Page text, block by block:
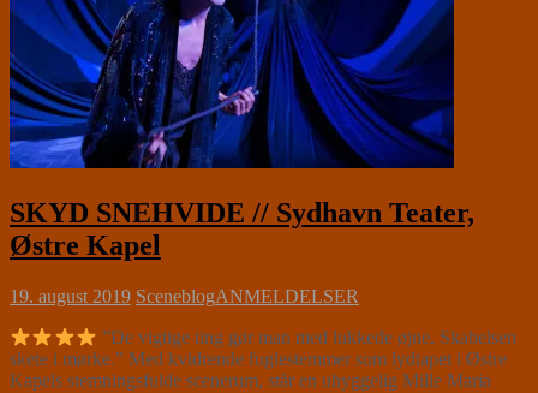
SKYD SNEHVIDE // Sydhavn Teater,
Østre Kapel
19. august 2019 SceneblogANMELDELSER
”De vigtige ting gør man med lukkede øjne. Skabelsen
skete i mørke.” Med kvidrende fuglestemmer som lydtapet i Østre
Kapels stemningsfulde scenerum, står en uhyggelig Mille Maria